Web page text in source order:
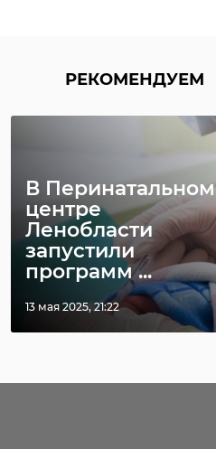
РЕКОМЕНДУЕМ
В Перинатальном
центре
Ленобласти
запустили
программ ...
13 мая 2025, 21:22